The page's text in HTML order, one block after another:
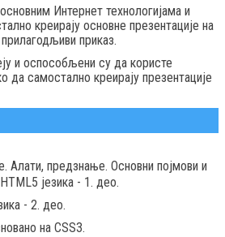
Интернет технологијама и
креирају основне презентације на
приказ.
и оспособљени су да користе
да самостално креирају презентације
Алати, предзнање. Основни појмови и
језика - 1. део.
- 2. део.
на CSS3.